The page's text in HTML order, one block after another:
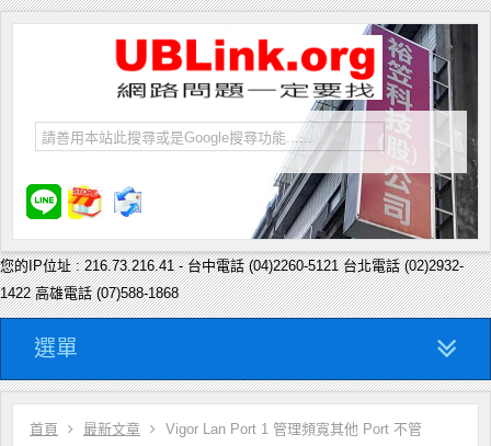
您的IP位址 : 216.73.216.41 - 台中電話 (04)2260-5121 台北電話 (02)2932-
1422 高雄電話 (07)588-1868
選單
首頁 最新文章 Vigor Lan Port 1 管理頻寬其他 Port 不管